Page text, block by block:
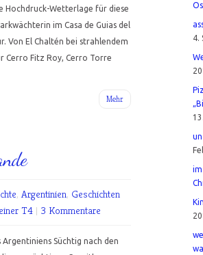
Hochdruck-Wetterlage für diese
im Casa de Guias del
Von El Chaltén bei strahlendem
Cerro Fitz Roy, Cerro Torre
Mehr
, Argentinien, Geschichten
T4 | 3 Kommentare
Argentiniens Süchtig nach den
4.